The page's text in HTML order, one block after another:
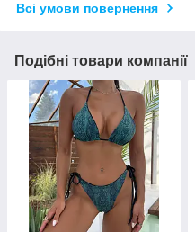
Всі умови повернення
Подібні товари компанії